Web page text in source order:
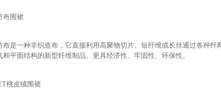
布围裙
布是一种非织造布，它直接利用高聚物切片、短纤维或长丝通过各种
和平面结构的新型纤维制品。更具经济性、牢固性、环保性。
桃皮绒围裙